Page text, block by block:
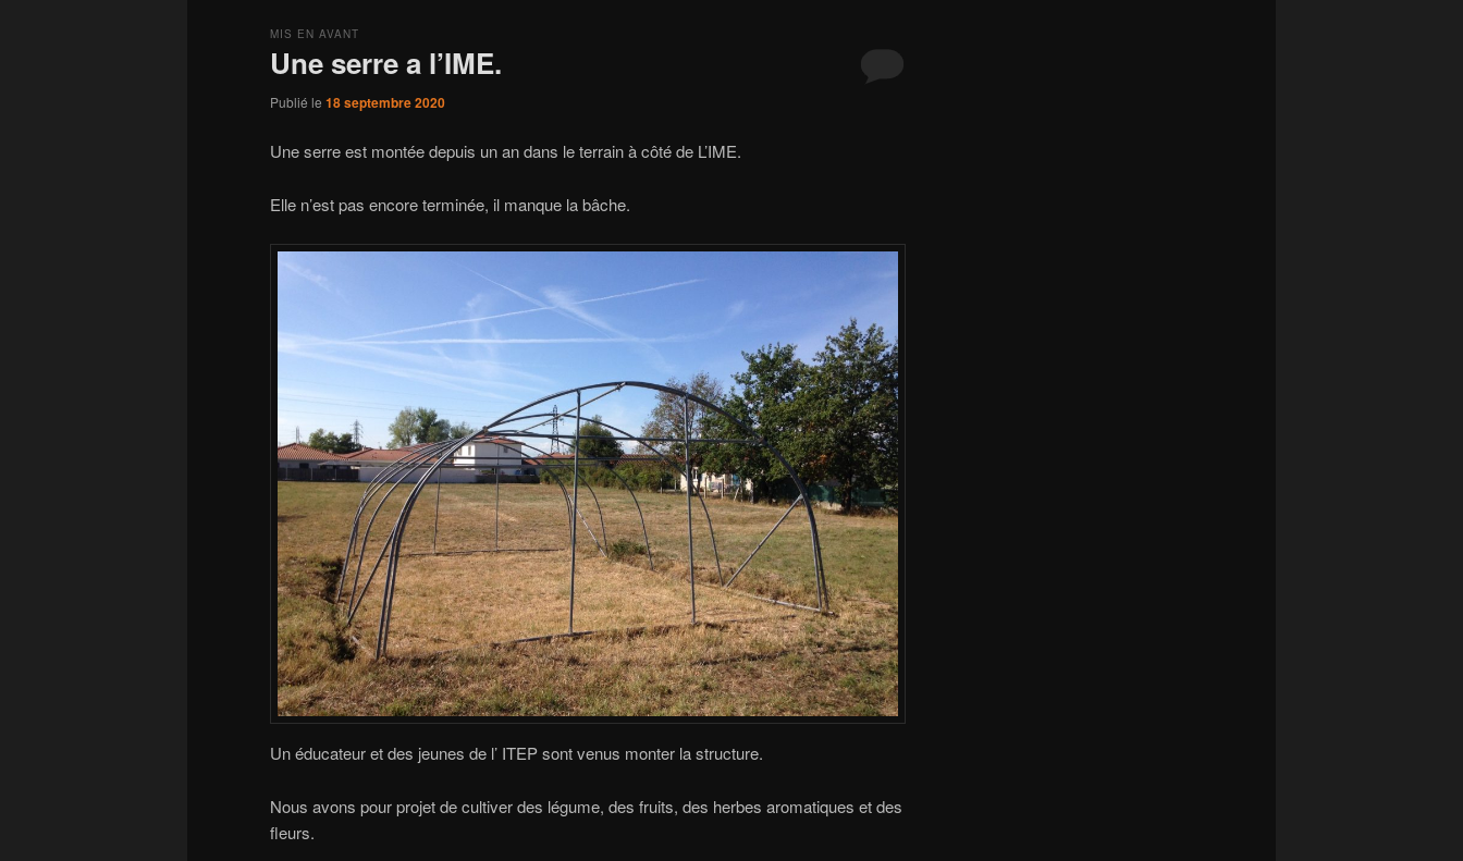
Une serre a l’IME.
MIS EN AVANT
Publié le 18 septembre 2020
Une serre est montée depuis un an dans le terrain à côté de L’IME.
Elle n’est pas encore terminée, il manque la bâche.
Un éducateur et des jeunes de l’ ITEP sont venus monter la structure.
Nous avons pour projet de cultiver des légume, des fruits, des herbes aromatiques et des
fleurs.